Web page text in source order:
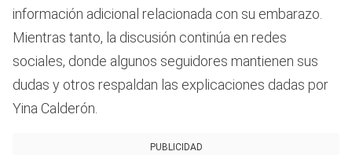
información adicional relacionada con su embarazo.
Mientras tanto, la discusión continúa en redes
sociales, donde algunos seguidores mantienen sus
dudas y otros respaldan las explicaciones dadas por
Yina Calderón.
PUBLICIDAD